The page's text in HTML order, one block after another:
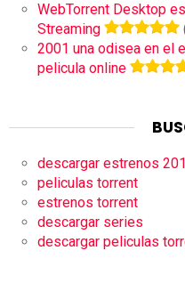
WebTorrent Desktop
Streaming
2001 una odisea en el
pelicula online
descargar estrenos
peliculas torrent
estrenos torrent
descargar series
descargar peliculas